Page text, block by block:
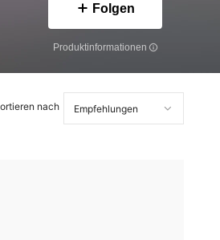
Folgen
Produktinformationen
nach